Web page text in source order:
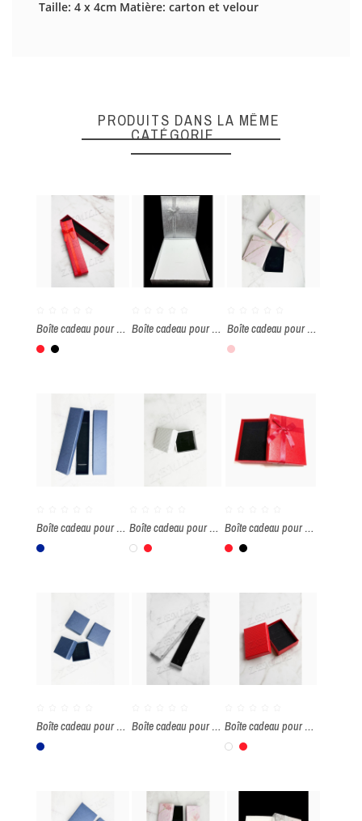
Taille: 4 x 4cm Matière: carton et velour
ENVOYER
PRODUITS DANS LA MÊME
CATÉGORIE
Boîte cadeau pour bracelet par paquet de 12 pièces
Rouge
Noir
Boîte cadeau pour parure par paquet de 6 pièces Boîte cadeau pour parure par paquet de 12 pièces
Rose
Boîte cadeau pour bracelet par paquet de 12 pièces
BLEU MARINE
Boîte cadeau pour bague par paquet de 24 pièces
BlancRouge
Boîte cadeau pour parure par paquet de 12 pièces
Rouge
Noir
Boîte cadeau pour bague par paquet de 24 pièces
BLEU MARINE
Boîte cadeau pour bracelet par paquet de 12 pièces Boîte cadeau pour parure par paquet de 12 pièces
BlancRouge